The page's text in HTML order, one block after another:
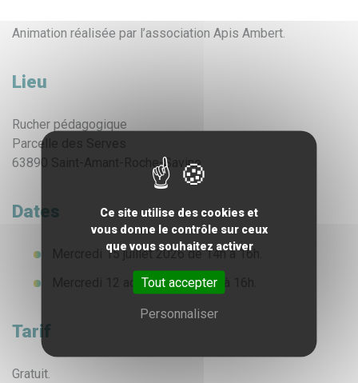
Animation réalisée par l’association Apis Ambert.
Lieu
Rucher pédagogique
Parcelle des Serves
63890 Saint-Amant-Roche-Savine
Dates
Mercredi 15 juillet 2026 de 14h à 16h.
Mercredi 12 août 2026 de 14h à 16h.
Tarif
Gratuit.
Ce site utilise des cookies et
vous donne le contrôle sur ceux
que vous souhaitez activer
Tout accepter
Personnaliser